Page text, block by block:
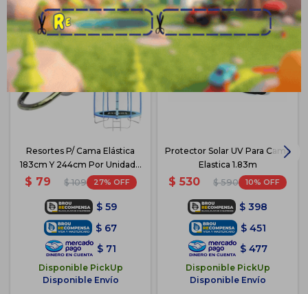
Resortes P/ Cama Elástica
183cm Y 244cm Por Unidad -
11.5
$ 79 $ 109 27
$ 59
$ 67
$ 71
Disponible PickUp
Disponible Envío
Protector Solar UV Para Cama
Elastica 1.83m
$ 530 $ 590 10
$ 398
$ 451
$ 477
Disponible PickUp
Disponible Envío